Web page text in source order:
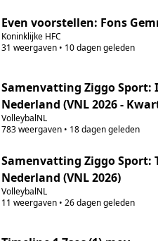
Even voorstellen: Fons
Koninklijke HFC
31 weergaven • 10 dagen geleden
Samenvatting Ziggo Sport:
Nederland (VNL 2026 -
VolleybalNL
783weergaven • 18 dagen geleden
Samenvatting Ziggo Sport:
Nederland (VNL 2026)
VolleybalNL
11 weergaven • 26 dagen geleden